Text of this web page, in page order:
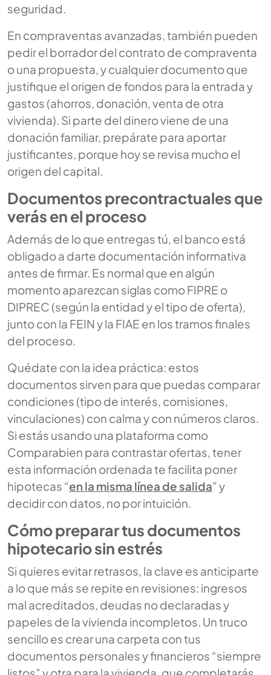
seguridad.
En compraventas avanzadas, también pueden
pedir el borrador del contrato de compraventa
o una propuesta, y cualquier documento que
justifique el origen de fondos para la entrada y
gastos (ahorros, donación, venta de otra
vivienda). Si parte del dinero viene de una
donación familiar, prepárate para aportar
justificantes, porque hoy se revisa mucho el
origen del capital.
Documentos precontractuales que
verás en el proceso
Además de lo que entregas tú, el banco está
obligado a darte documentación informativa
antes de firmar. Es normal que en algún
momento aparezcan siglas como FIPRE o
DIPREC (según la entidad y el tipo de oferta),
junto con la FEIN y la FIAE en los tramos finales
del proceso.
Quédate con la idea práctica: estos
documentos sirven para que puedas comparar
condiciones (tipo de interés, comisiones,
vinculaciones) con calma y con números claros.
Si estás usando una plataforma como
Comparabien para contrastar ofertas, tener
esta información ordenada te facilita poner
hipotecas “en la misma línea de salida” y
decidir con datos, no por intuición.
Cómo preparar tus documentos
hipotecario sin estrés
Si quieres evitar retrasos, la clave es anticiparte
a lo que más se repite en revisiones: ingresos
mal acreditados, deudas no declaradas y
papeles de la vivienda incompletos. Un truco
sencillo es crear una carpeta con tus
documentos personales y financieros “siempre